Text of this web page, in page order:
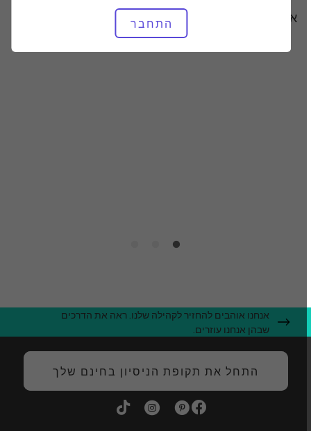
התחבר
אימונים אחרים שאולי תאהבו
אנחנו אוהבים להחזיר לקהילה שלנו. ראה את הדרכים
שבהן אנחנו עוזרים.
התחל את תקופת הניסיון בחינם שלך